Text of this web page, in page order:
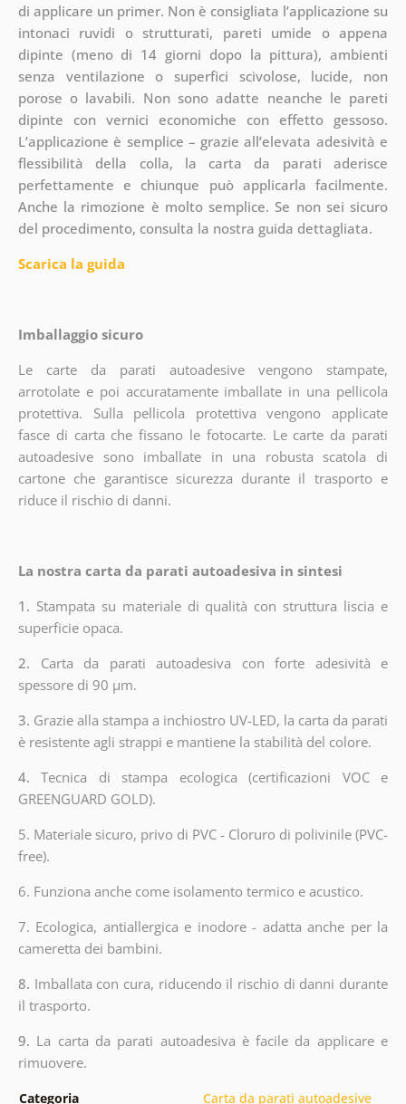
di applicare un primer. Non è consigliata l’applicazione su
intonaci ruvidi o strutturati, pareti umide o appena
dipinte (meno di 14 giorni dopo la pittura), ambienti
senza ventilazione o superfici scivolose, lucide, non
porose o lavabili. Non sono adatte neanche le pareti
dipinte con vernici economiche con effetto gessoso.
L’applicazione è semplice – grazie all’elevata adesività e
flessibilità della colla, la carta da parati aderisce
perfettamente e chiunque può applicarla facilmente.
Anche la rimozione è molto semplice. Se non sei sicuro
del procedimento, consulta la nostra guida dettagliata.
Scarica la guida
Imballaggio sicuro
Le carte da parati autoadesive vengono stampate,
arrotolate e poi accuratamente imballate in una pellicola
protettiva. Sulla pellicola protettiva vengono applicate
fasce di carta che fissano le fotocarte. Le carte da parati
autoadesive sono imballate in una robusta scatola di
cartone che garantisce sicurezza durante il trasporto e
riduce il rischio di danni.
La nostra carta da parati autoadesiva in sintesi
1. Stampata su materiale di qualità con struttura liscia e
superficie opaca.
2. Carta da parati autoadesiva con forte adesività e
spessore di 90 µm.
3. Grazie alla stampa a inchiostro UV-LED, la carta da parati
è resistente agli strappi e mantiene la stabilità del colore.
4.Tecnica di stampa ecologica (certificazioni VOC e
GREENGUARD GOLD).
5. Materiale sicuro, privo di PVC - Cloruro di polivinile (PVC-
free).
6. Funziona anche come isolamento termico e acustico.
7. Ecologica, antiallergica e inodore - adatta anche per la
cameretta dei bambini.
8. Imballata con cura, riducendo il rischio di danni durante
il trasporto.
9. La carta da parati autoadesiva è facile da applicare e
rimuovere.
Categoria Carta da parati autoadesive